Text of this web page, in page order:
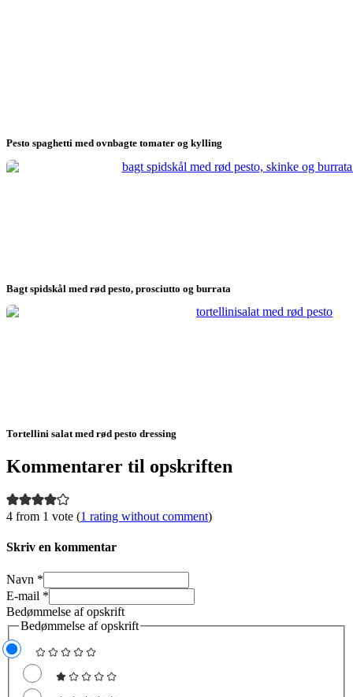
Pesto spaghetti med ovnbagte tomater og kylling
Bagt spidskål med rød pesto, prosciutto og burrata
Tortellini salat med rød pesto dressing
Kommentarer til opskriften
4 from 1 vote (1 rating without comment)
Skriv en kommentar
Navn *
E-mail *
Bedømmelse af opskrift
Bedømmelse af opskrift